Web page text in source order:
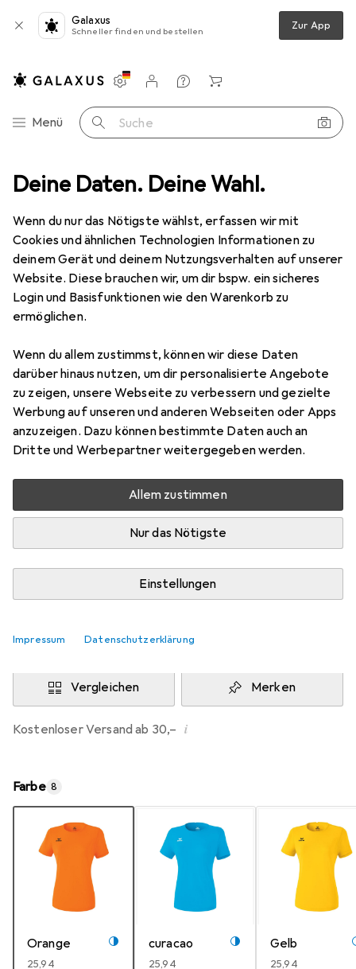
Deine Daten. Deine Wahl.
Wenn du nur das Nötigste wählst, erfassen wir mit
Cookies und ähnlichen Technologien Informationen zu
deinem Gerät und deinem Nutzungsverhalten auf unserer
Website. Diese brauchen wir, um dir bspw. ein sicheres
Login und Basisfunktionen wie den Warenkorb zu
ermöglichen.
Wenn du allem zustimmst, können wir diese Daten
darüber hinaus nutzen, um dir personalisierte Angebote
zu zeigen, unsere Webseite zu verbessern und gezielte
Werbung auf unseren und anderen Webseiten oder Apps
anzuzeigen. Dazu können bestimmte Daten auch an
Dritte und Werbepartner weitergegeben werden.
Allem zustimmen
Nur das Nötigste
Einstellungen
Impressum Datenschutzerklärung
Galaxus
Schneller finden und bestellen Zur App
Navigation nach Kategorien
Menü Suche
Einstellungen
Kundenkonto
Vergleichslisten
Merklisten
Warenkorb
Sportshirt Erima Funktions Teamsport T-Shirt
5 Bilder
Erima Funktions Teamsport T-Shirt
Preis in EUR inkl. MwSt.
EUR
25,94
Bewertungen Marke
Mehr von Erima
Zwischen Fr, 21.8. und Di, 25.8. geliefert
Benachrichtigen, wenn schneller verfügbar
Lieferort angeben für genaue Lieferzeit
Shopping FactoryFR
In den Warenkorb
Vergleichen Merken
Kostenloser Versand ab 30,– i
Farbe 8
Orange
EUR
25,94
curacao
EUR
25,94
Gelb
EUR
25,94